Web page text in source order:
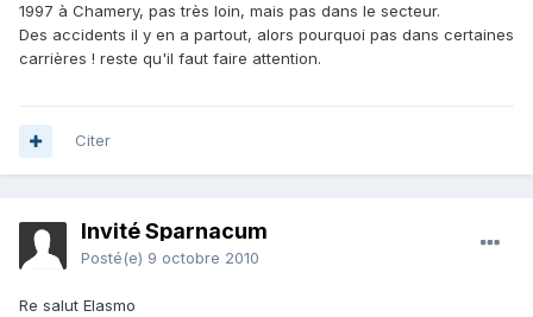
1997 à Chamery, pas très loin, mais pas dans le secteur.
Des accidents il y en a partout, alors pourquoi pas dans certaines
carrières ! reste qu'il faut faire attention.
Citer
Invité Sparnacum
Posté(e) 9 octobre 2010
Re salut Elasmo